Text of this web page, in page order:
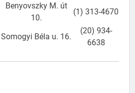
Benyovszky M. út
10.
(1) 313-4670
Somogyi Béla u. 16.
(20) 934-
6638